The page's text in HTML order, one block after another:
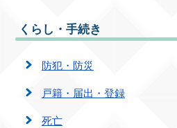
くらし・手続き
防犯・防災
戸籍・届出・登録
死亡